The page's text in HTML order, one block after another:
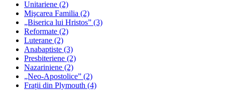
Unitariene (2)
Mişcarea Familia (2)
„Biserica lui Hristos” (3)
Reformate (2)
Luterane (2)
Anabaptiste (3)
Presbiteriene (2)
Nazariniene (2)
„Neo-Apostolice” (2)
Frații din Plymouth (4)